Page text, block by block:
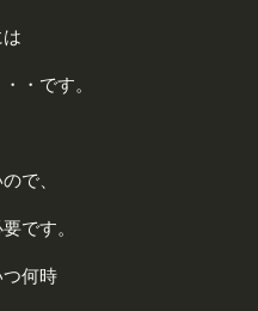
・です。
で、
です。
何時